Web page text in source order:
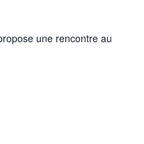
une rencontre au